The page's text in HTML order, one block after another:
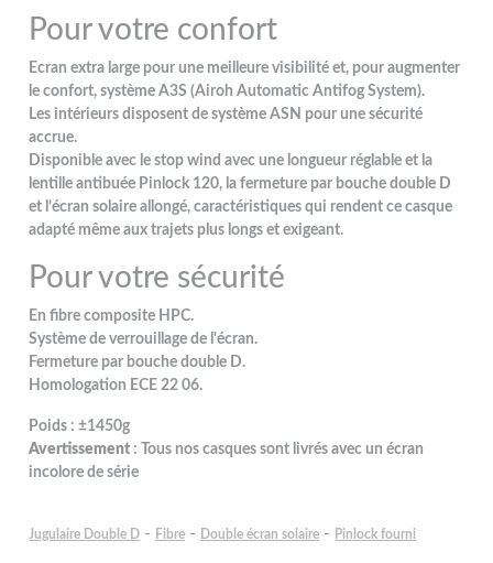
Pour votre confort
Ecran extra large pour une meilleure visibilité et, pour augmenter
le confort, système A3S (Airoh Automatic Antifog System).
Les intérieurs disposent de système ASN pour une sécurité
accrue.
Disponible avec le stop wind avec une longueur réglable et la
lentille antibuée Pinlock 120, la fermeture par bouche double D
et l’écran solaire allongé, caractéristiques qui rendent ce casque
adapté même aux trajets plus longs et exigeant.
Pour votre sécurité
En fibre composite HPC.
Système de verrouillage de l'écran.
Fermeture par bouche double D.
Homologation ECE 22 06.
Poids : ±1450g
Avertissement : Tous nos casques sont livrés avec un écran
incolore de série
Jugulaire Double D - Fibre - Double écran solaire - Pinlock fourni